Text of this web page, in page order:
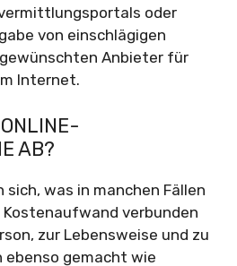
oder
von einschlägigen
Anbieter für
Internet.
AB?
was in manchen Fällen
verbunden
zur Lebensweise und zu
ebenso gemacht wie